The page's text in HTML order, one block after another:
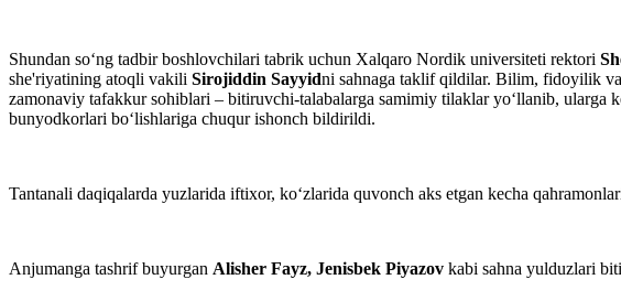
Shundan so‘ng tadbir boshlovchilari tabrik uchun Xalqaro Nordik universiteti rektori
she'riyatining atoqli vakili Sirojiddin Sayyidni sahnaga taklif qildilar. Bilim, fidoyilik
zamonaviy tafakkur sohiblari – bitiruvchi-talabalarga samimiy tilaklar yo‘llanib,
bunyodkorlari bo‘lishlariga chuqur ishonch bildirildi.
Tantanali daqiqalarda yuzlarida iftixor, ko‘zlarida quvonch aks etgan kecha
Anjumanga tashrif buyurgan Alisher Fayz, Jenisbek Piyazov kabi sahna yulduzlari